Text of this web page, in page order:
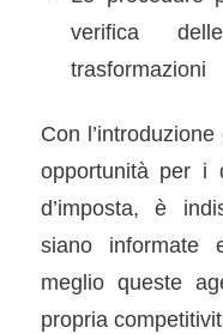
veriﬁca
trasformazioni
Con
opportunità per i
d’imposta, è
siano informate
meglio queste
propria